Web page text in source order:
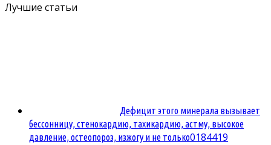
Лучшие статьи
Дефицит этого минерала вызывает
бессонницу, стенокардию, тахикардию, астму, высокое
давление, остеопороз, изжогу и не только0184419